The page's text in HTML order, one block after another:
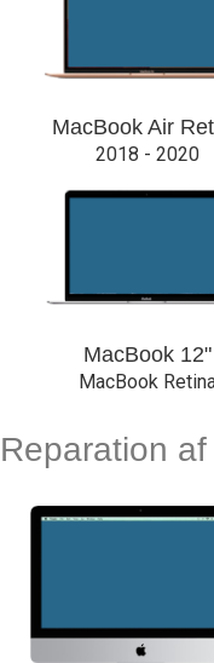
MacBook Air
2018 - 2020
MacBook 12"
MacBook
Reparation af